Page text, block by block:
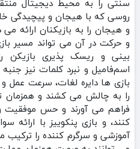
روسی که با هیجان و پیچیدگی
و هیجان را به بازیکنان ارائه
و حرکت در آن می‌ تواند مسیر
بینی و ریسک‌ پذیری بازیکن
اسم‌فامیل و نبرد کلمات نیز
بازی‌ ها دایره لغات، سرعت عمل
را به چالش می‌ کشند و همزمان
فراهم می‌ آورند و حس موفقیت
کنند، و بازی پنکوییز با ارائه
آموزشی و سرگرم‌ کننده را ترکیب